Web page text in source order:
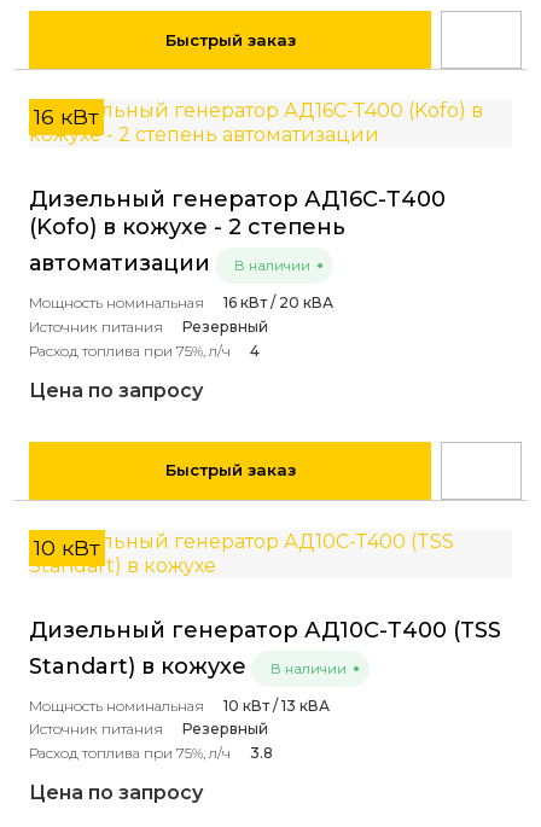
Быстрый заказ
16 кВт
Дизельный генератор АД16С-Т400
(Kofo) в кожухе - 2 степень
автоматизации
В наличии
Мощность номинальная
16 кВт / 20 кВА
Источник питания
Резервный
Расход топлива при 75%, л/ч
4
Цена по запросу
Быстрый заказ
10 кВт
Дизельный генератор АД10С-Т400 (TSS
Standart) в кожухе
В наличии
Мощность номинальная
10 кВт / 13 кВА
Источник питания
Резервный
Расход топлива при 75%, л/ч
3.8
Цена по запросу